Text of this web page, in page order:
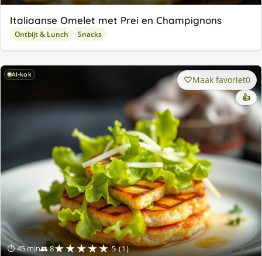
Italiaanse Omelet met Prei en Champignons
Ontbijt & Lunch Snacks
AI-kok
⏱ 45 min👥 8★★★★★ 5 (1)
Maak favoriet0
👍